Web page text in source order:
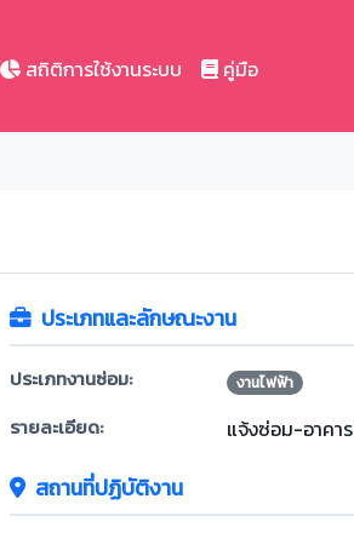
สถิติการใช้งานระบบ คู่มือ
ประเภทและลักษณะงาน
ประเภทงานซ่อม: งานไฟฟ้า
รายละเอียด: แจ้งซ่อม-อาคาร
สถานที่ปฏิบัติงาน